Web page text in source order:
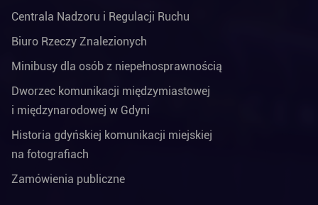
Centrala Nadzoru i Regulacji Ruchu
Biuro Rzeczy Znalezionych
Minibusy dla osób z niepełnosprawnością
Dworzec komunikacji międzymiastowej
i międzynarodowej w Gdyni
Historia gdyńskiej komunikacji miejskiej
na fotografiach
Zamówienia publiczne